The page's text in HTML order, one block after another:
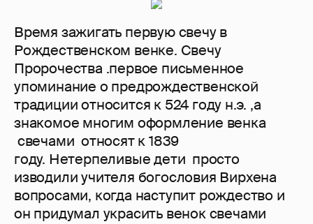
Время зажигать первую свечу в
Рождественском венке. Свечу
Пророчества .первое письменное
упоминание о предрождественской
традиции относится к 524 году н.э. ,а
знакомое многим оформление венка
свечами относят к 1839
году. Нетерпеливые дети просто
изводили учителя богословия Вирхена
вопросами, когда наступит рождество и
он придумал украсить венок свечами